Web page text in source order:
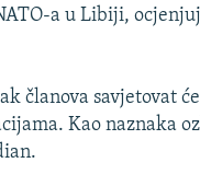
a u Libiji,
članova savjetovat
Kao naznaka